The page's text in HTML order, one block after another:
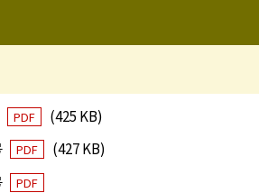
PDF
(425 KB)
PDF
(427 KB)
PDF